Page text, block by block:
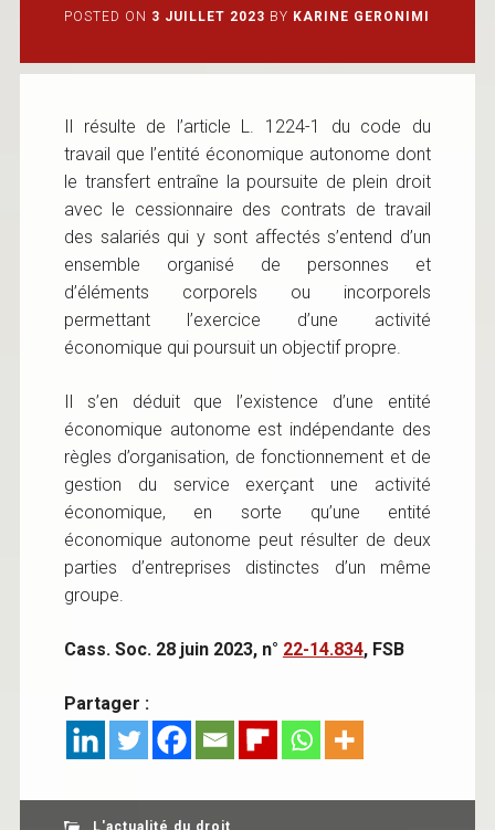
POSTED ON 3 JUILLET 2023 BY KARINE GERONIMI
Il résulte de l’article L. 1224-1 du code du
travail que l’entité économique autonome dont
le transfert entraîne la poursuite de plein droit
avec le cessionnaire des contrats de travail
des salariés qui y sont affectés s’entend d’un
ensemble organisé de personnes et
d’éléments corporels ou incorporels
permettant l’exercice d’une activité
économique qui poursuit un objectif propre.
Il s’en déduit que l’existence d’une entité
économique autonome est indépendante des
règles d’organisation, de fonctionnement et de
gestion du service exerçant une activité
économique, en sorte qu’une entité
économique autonome peut résulter de deux
parties d’entreprises distinctes d’un même
groupe.
Cass. Soc. 28 juin 2023, n° 22-14.834, FSB
Partager :
L'actualité du droit